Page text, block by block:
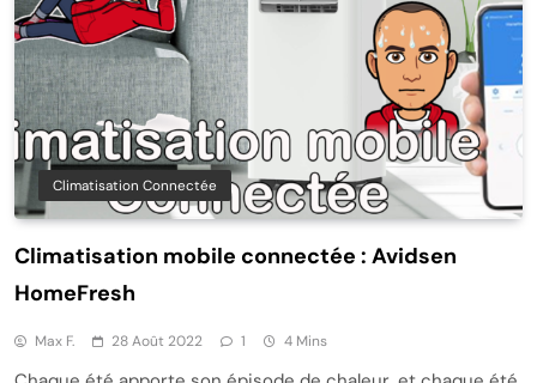
Climatisation Connectée
Climatisation mobile connectée : Avidsen
HomeFresh
Max F. 28 Août 2022 1 4 Mins